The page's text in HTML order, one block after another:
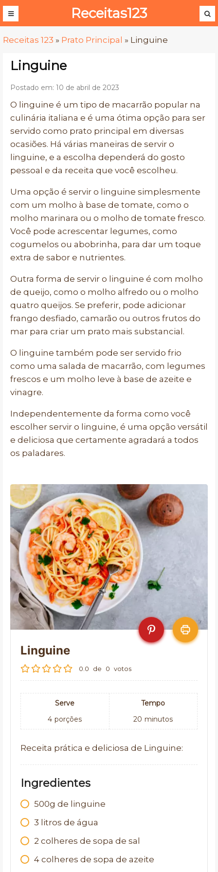
Receitas123
Receitas 123 » Prato Principal » Linguine
Linguine
Postado em: 10 de abril de 2023
O linguine é um tipo de macarrão popular na
culinária italiana e é uma ótima opção para ser
servido como prato principal em diversas
ocasiões. Há várias maneiras de servir o
linguine, e a escolha dependerá do gosto
pessoal e da receita que você escolheu.
Uma opção é servir o linguine simplesmente
com um molho à base de tomate, como o
molho marinara ou o molho de tomate fresco.
Você pode acrescentar legumes, como
cogumelos ou abobrinha, para dar um toque
extra de sabor e nutrientes.
Outra forma de servir o linguine é com molho
de queijo, como o molho alfredo ou o molho
quatro queijos. Se preferir, pode adicionar
frango desfiado, camarão ou outros frutos do
mar para criar um prato mais substancial.
O linguine também pode ser servido frio
como uma salada de macarrão, com legumes
frescos e um molho leve à base de azeite e
vinagre.
Independentemente da forma como você
escolher servir o linguine, é uma opção versátil
e deliciosa que certamente agradará a todos
os paladares.
Linguine
0.0 de 0 votos
Serve
4 porções
Tempo
20 minutos
Receita prática e deliciosa de Linguine:
Ingredientes
500g de linguine
3 litros de água
2 colheres de sopa de sal
4 colheres de sopa de azeite